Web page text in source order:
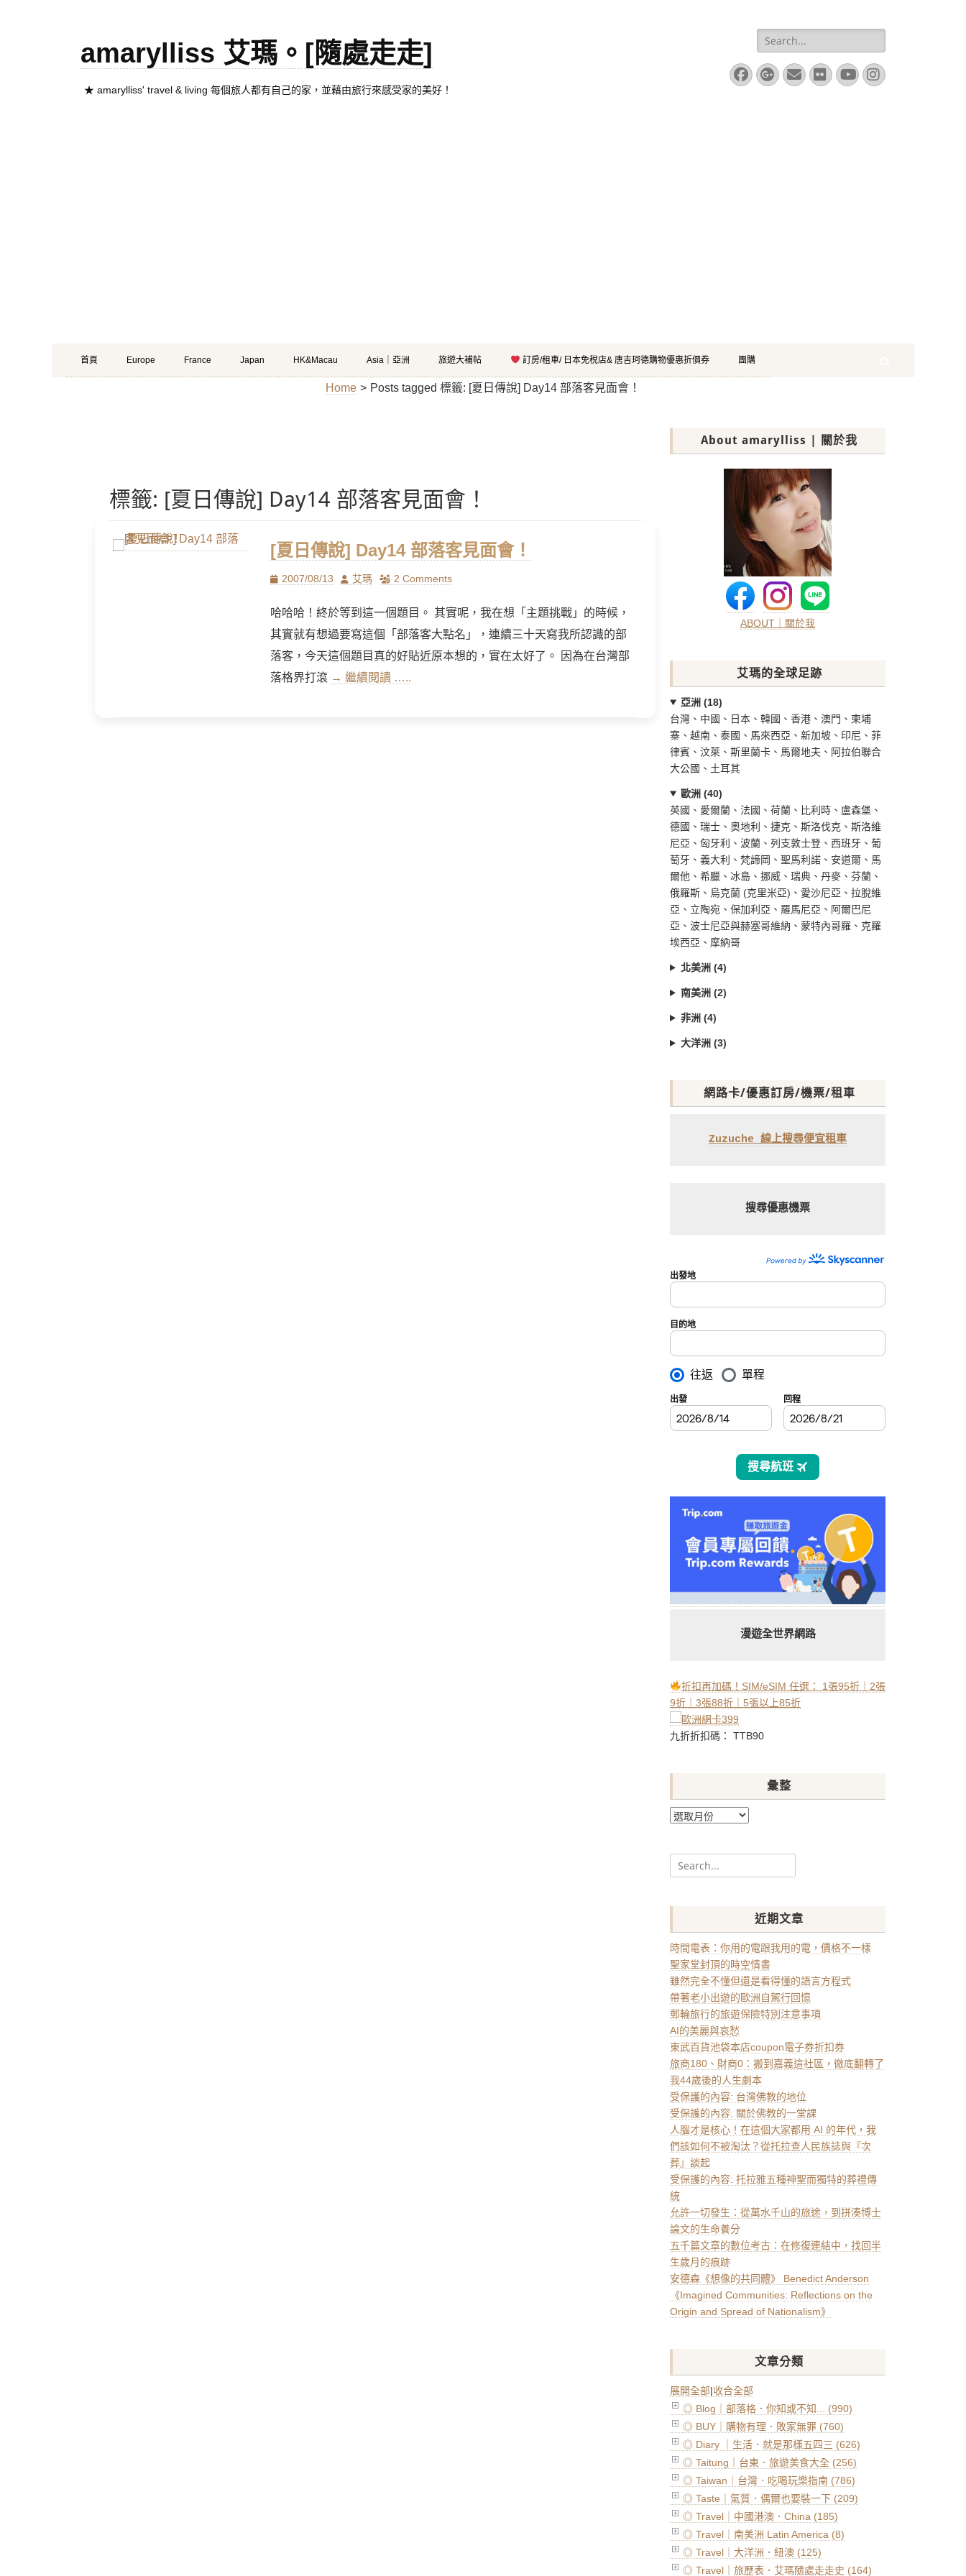
amarylliss 艾瑪。[隨處走走]
★ amarylliss' travel & living 每個旅人都有自己的家，並藉由旅行來感受家的美好！
Search
for:
Facebook
Googleplus
EmailFlickrYouTube
Instagram
Primary
Menu
Skip
to
首頁 Europe France Japan HK&Macau Asia｜亞洲 旅遊大補帖 訂房/租車/ 日本免稅店& 唐吉珂德購物優惠折價券 團購
Home > Posts tagged 標籤: [夏日傳說] Day14 部落客見面會！
標籤: [夏日傳說] Day14 部落客見面會！
[夏日傳說] Day14 部落客見面會！
Posted
2007/08/13 Author
艾瑪 2 Comments
哈哈哈！終於等到這一個題目。 其實呢，我在想「主題挑戰」的時候，
其實就有想過要寫這個「部落客大點名」，連續三十天寫我所認識的部
落客，今天這個題目真的好貼近原本想的，實在太好了。 因為在台灣部
落格界打滾 → 繼續閱讀 …..
About amarylliss | 關於我
ABOUT｜關於我
艾瑪的全球足跡
亞洲 (18)
台灣、中國、日本、韓國、香港、澳門、柬埔
寨、越南、泰國、馬來西亞、新加坡、印尼、菲
律賓、汶萊、斯里蘭卡、馬爾地夫、阿拉伯聯合
大公國、土耳其
歐洲 (40)
英國、愛爾蘭、法國、荷蘭、比利時、盧森堡、
德國、瑞士、奧地利、捷克、斯洛伐克、斯洛維
尼亞、匈牙利、波蘭、列支敦士登、西班牙、葡
萄牙、義大利、梵諦岡、聖馬利諾、安道爾、馬
爾他、希臘、冰島、挪威、瑞典、丹麥、芬蘭、
俄羅斯、烏克蘭 (克里米亞)、愛沙尼亞、拉脫維
亞、立陶宛、保加利亞、羅馬尼亞、阿爾巴尼
亞、波士尼亞與赫塞哥維納、蒙特內哥羅、克羅
埃西亞、摩納哥
北美洲 (4)
南美洲 (2)
非洲 (4)
大洋洲 (3)
網路卡/優惠訂房/機票/租車
Zuzuche 線上搜尋便宜租車
搜尋優惠機票
漫遊全世界網路
折扣再加碼！SIM/eSIM 任選： 1張95折｜2張
9折｜3張88折｜5張以上85折
九折折扣碼： TTB90
彙整
彙
Search
for:
近期文章
時間電表：你用的電跟我用的電，價格不一樣
聖家堂封頂的時空情書
雖然完全不懂但還是看得懂的語言方程式
帶著老小出遊的歐洲自駕行回憶
郵輪旅行的旅遊保險特別注意事項
AI的美麗與哀愁
東武百貨池袋本店coupon電子券折扣券
旅商180、財商0：搬到嘉義這社區，徹底翻轉了
我44歲後的人生劇本
受保護的內容: 台灣佛教的地位
受保護的內容: 關於佛教的一堂課
人腦才是核心！在這個大家都用 AI 的年代，我
們該如何不被淘汰？從托拉查人民族誌與『次
葬』談起
受保護的內容: 托拉雅五種神聖而獨特的葬禮傳
統
允許一切發生：從萬水千山的旅途，到拼湊博士
論文的生命養分
五千篇文章的數位考古：在修復連結中，找回半
生歲月的痕跡
安德森《想像的共同體》 Benedict Anderson
《Imagined Communities: Reflections on the
Origin and Spread of Nationalism》
文章分類
展開全部|收合全部
◎ Blog｜部落格．你知或不知... (990)
◎ BUY｜購物有理．敗家無罪 (760)
◎ Diary ｜生活．就是那樣五四三 (626)
◎ Taitung｜台東．旅遊美食大全 (256)
◎ Taiwan｜台灣．吃喝玩樂指南 (786)
◎ Taste｜氣質．偶爾也要裝一下 (209)
◎ Travel｜中國港澳．China (185)
◎ Travel｜南美洲 Latin America (8)
◎ Travel｜大洋洲．紐澳 (125)
◎ Travel｜旅歷表．艾瑪隨處走走史 (164)